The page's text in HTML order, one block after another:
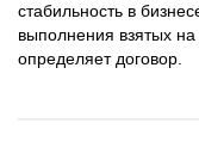
стабильность в
выполнения взятых на
определяет договор.